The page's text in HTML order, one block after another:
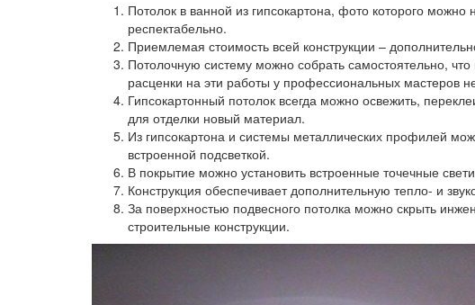
Потолок в ванной из гипсокартона, фото которого можно
респектабельно.
Приемлемая стоимость всей конструкции –
Потолочную систему можно собрать самостоятельно,
расценки на эти работы у профессиональных мастеров
Гипсокартонный потолок всегда можно освежить,
для отделки новый материал.
Из гипсокартона и системы металлических профилей
встроенной подсветкой.
В покрытие можно установить встроенные точечные
Конструкция обеспечивает дополнительную тепло- и
За поверхностью подвесного потолка можно скрыть
строительные конструкции.